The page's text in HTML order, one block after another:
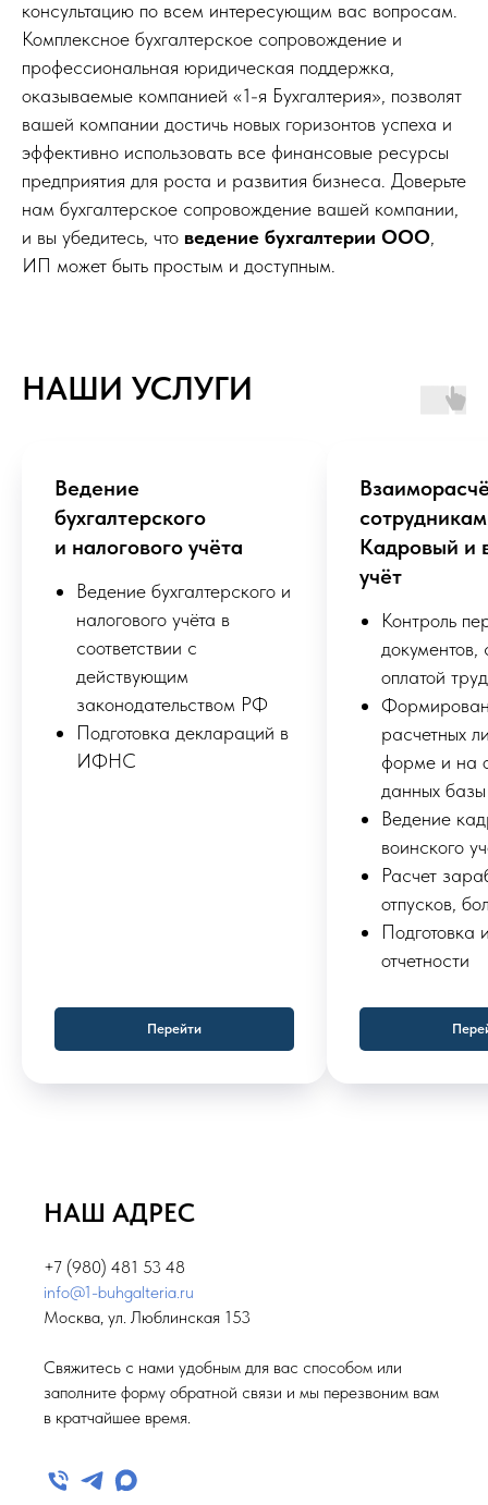
консультацию по всем интересующим вас вопросам.
Комплексное бухгалтерское сопровождение и
профессиональная юридическая поддержка,
оказываемые компанией «1-я Бухгалтерия», позволят
вашей компании достичь новых горизонтов успеха и
эффективно использовать все финансовые ресурсы
предприятия для роста и развития бизнеса. Доверьте
нам бухгалтерское сопровождение вашей компании,
и вы убедитесь, что ведение бухгалтерии ООО,
ИП может быть простым и доступным.
НАШИ УСЛУГИ
Ведение
бухгалтерского
и налогового учёта
Ведение бухгалтерского и
налогового учёта в
соответствии с
действующим
законодательством РФ
Подготовка деклараций в
ИФНС
Перейти
Кадровый и
учёт
Контроль
документов,
оплатой
расчетных
форме и на
данных
Ведение
воинского
Расчет
отпусков,
Подготовка
отчетности
НАШ АДРЕС
+7 (980) 481 53 48
info@1-buhgalteria.ru
Москва, ул. Люблинская 153
Свяжитесь с нами удобным для вас способом или
заполните форму обратной связи и мы перезвоним вам
в кратчайшее время.